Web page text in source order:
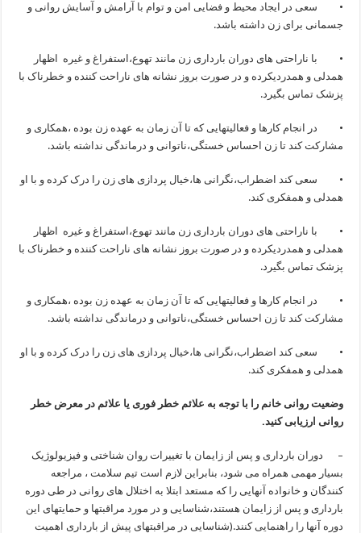
• سعی در ایجاد محیط و فضایی امن و توام با آرامش و آسایش روانی و
جسمانی برای زن داشته باشد.
• با ناراحتی های دوران بارداری زن مانند تهوع،استفراغ و غیره اظهار
همدلی و همدردیکرده و در صورت بروز نشانه های ناراحت کننده و خطرناک با
پزشک تماس بگیرد.
• در انجام کارها و فعالیتهایی که تا آن زمان به عهده زن بوده ،همکاری و
مشارکت کند تا زن احساس خستگی،ناتوانی و درماندگی نداشته باشد.
• سعی کند اضطراب،نگرانی ها،خیال پردازی های زن را درک کرده و با او
همدلی و همفکری کند.
• با ناراحتی های دوران بارداری زن مانند تهوع،استفراغ و غیره اظهار
همدلی و همدردیکرده و در صورت بروز نشانه های ناراحت کننده و خطرناک با
پزشک تماس بگیرد.
• در انجام کارها و فعالیتهایی که تا آن زمان به عهده زن بوده ،همکاری و
مشارکت کند تا زن احساس خستگی،ناتوانی و درماندگی نداشته باشد.
• سعی کند اضطراب،نگرانی ها،خیال پردازی های زن را درک کرده و با او
همدلی و همفکری کند.
وضعیت روانی خانم را با توجه به علائم خطر فوری یا علائم در معرض خطر
روانی ارزیابی کنید.
– دوران بارداری و پس از زایمان با تغییرات روان شناختی و فیزیولوژیک
بسیار مهمی همراه می شود، بنابراین لازم است تیم سلامت ، مراجعه
کنندگان و خانواده آنهایی را که مستعد ابتلا به اختلال های روانی در طی دوره
بارداری و پس از زایمان هستند،شناسایی و در مورد مراقبتها و حمایتهای این
دوره آنها را راهنمایی کنند.(شناسایی در مراقبتهای پیش از بارداری اهمیت